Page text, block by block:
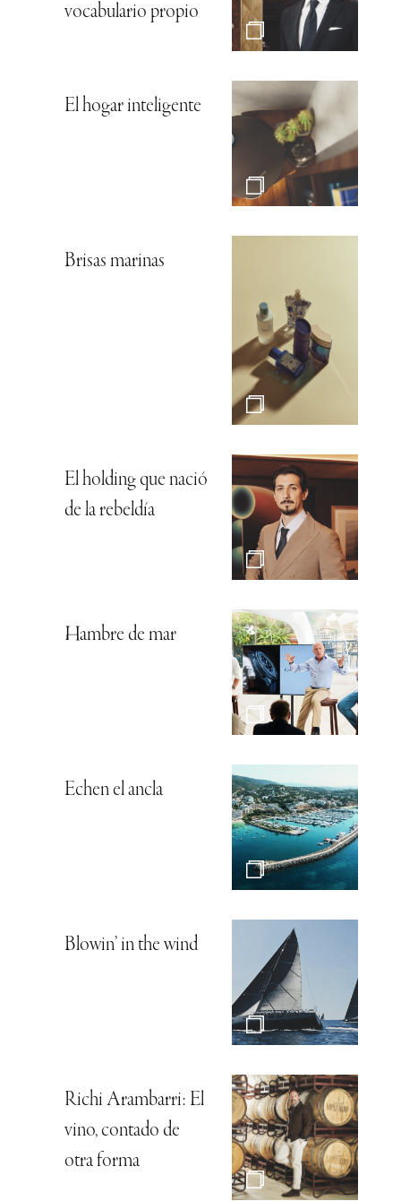
vocabulario propio
El hogar inteligente
Brisas marinas
El holding que nació
de la rebeldía
Hambre de mar
Echen el ancla
Blowin’ in the wind
Richi Arambarri: El
vino, contado de
otra forma